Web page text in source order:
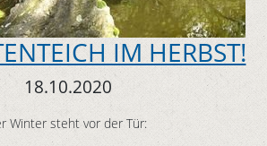
IM HERBST!
18.10.2020
Winter steht vor der Tür: